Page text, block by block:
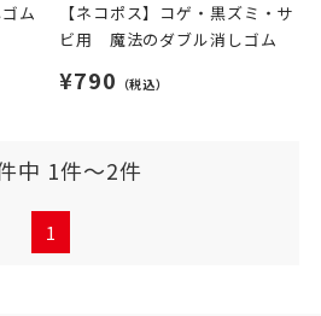
ム
【ネコポス】コゲ・黒ズミ・サ
ビ用 魔法のダブル消しゴム
¥790 （税込）
中 1件～2件
1